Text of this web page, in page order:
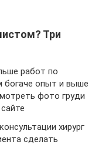
Три
работ по
богаче опыт и выше
фото груди
хирург
сделать